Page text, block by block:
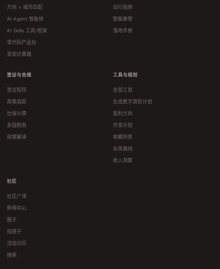
方向 × 城市匹配
AI Agent 智能体
AI Skills 工具/框架
零代码产品化
变现计算器
出行指南
智能推荐
落地手册
签证与合规
签证矩阵
政策追踪
社保计算
多国税务
政策解读
工具与规划
全部工具
生成数字游民计划
盈利方向
开发计划
收藏列表
出发路线
收入测算
社区
社区广场
新闻中心
圈子
找搭子
活动日历
搜索